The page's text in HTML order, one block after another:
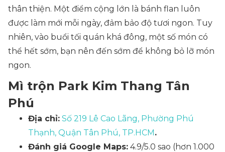
thân thiện. Một điểm cộng lớn là bánh flan luôn
được làm mới mỗi ngày, đảm bảo độ tươi ngon. Tuy
nhiên, vào buổi tối quán khá đông, một số món có
thể hết sớm, bạn nên đến sớm để không bỏ lỡ món
ngon.
Mì trộn Park Kim Thang Tân
Phú
Địa chỉ: Số 219 Lê Cao Lãng, Phường Phú
Thạnh, Quận Tân Phú, TP.HCM.
Đánh giá Google Maps: 4.9/5.0 sao (hơn 1.000